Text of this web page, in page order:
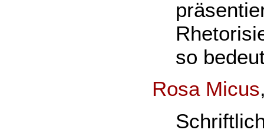
so
Rosa Micus